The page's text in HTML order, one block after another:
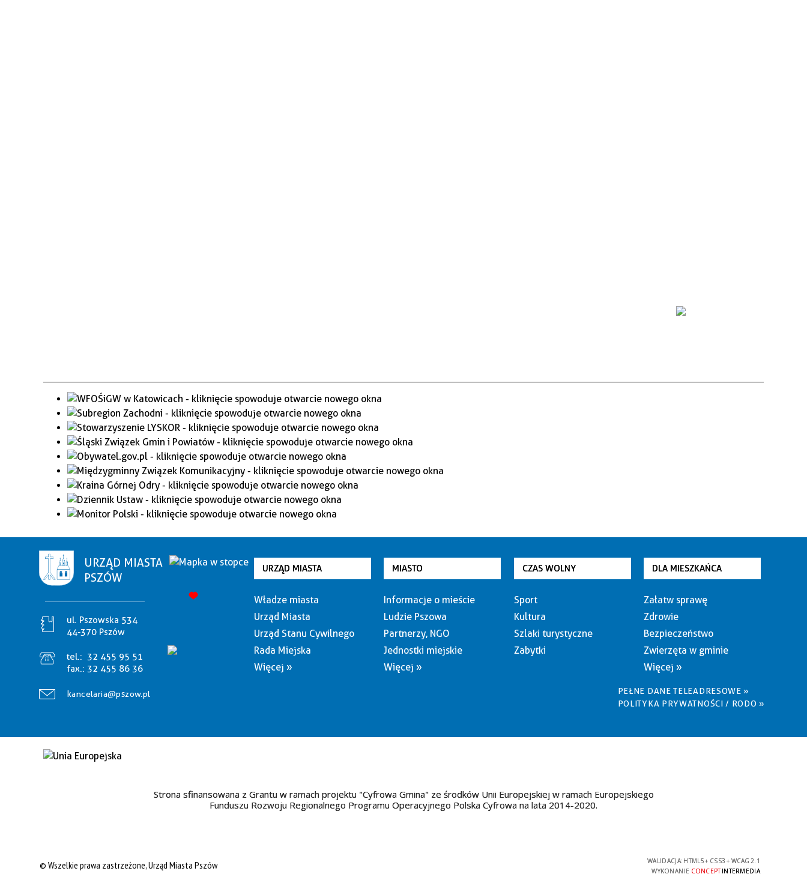
URZĄD MIASTA
PSZÓW
ul. Pszowska 534
44-370 Pszów
tel.: 32 455 95 51
fax.: 32 455 86 36
kancelaria@pszow.pl
URZĄD MIASTA
Władze miasta
Urząd Miasta
Urząd Stanu Cywilnego
Rada Miejska
Więcej »
MIASTO
Informacje o mieście
Ludzie Pszowa
Partnerzy, NGO
Jednostki miejskie
Więcej »
CZAS WOLNY
Sport
Kultura
Szlaki turystyczne
Zabytki
DLA MIESZKAŃCA
Załatw sprawę
Zdrowie
Bezpieczeństwo
Zwierzęta w gminie
Więcej »
PEŁNE DANE TELEADRESOWE »
POLITYKA PRYWATNOŚCI / RODO »
Strona sfinansowana z Grantu w ramach projektu "Cyfrowa Gmina" ze środków Unii Europejskiej w ramach Europejskiego
Funduszu Rozwoju Regionalnego Programu Operacyjnego Polska Cyfrowa na lata 2014-2020.
© Wszelkie prawa zastrzeżone, Urząd Miasta Pszów WALIDACJA: HTML5+ CSS3 + WCAG 2.1
WYKONANIE CONCEPTINTERMEDIA